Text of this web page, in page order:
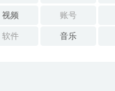
视频 账号
软件 音乐